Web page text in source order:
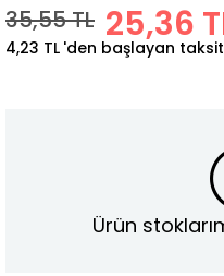
35,55 TL 25,36
4,23 TL 'den başlayan
Ürün